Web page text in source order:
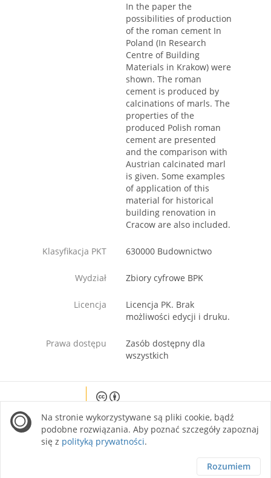
In the paper the
possibilities of production
of the roman cement In
Poland (In Research
Centre of Building
Materials in Krakow) were
shown. The roman
cement is produced by
calcinations of marls. The
properties of the
produced Polish roman
cement are presented
and the comparison with
Austrian calcinated marl
is given. Some examples
of application of this
material for historical
building renovation in
Cracow are also included.
Klasyfikacja PKT 630000 Budownictwo
Wydział Zbiory cyfrowe BPK
Licencja
Licencja PK. Brak
możliwości edycji i druku.
Prawa dostępu
Zasób dostępny dla
wszystkich
site is licensed under a Creative Commons
Attribution 4.0 International license.
Na stronie wykorzystywane są pliki cookie, bądź
podobne rozwiązania. Aby poznać szczegóły zapoznaj
się z polityką prywatności.
Rozumiem